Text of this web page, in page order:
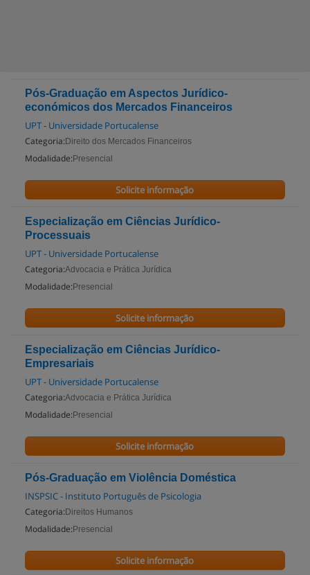
Pós-Graduação em Aspectos Jurídico-
económicos dos Mercados Financeiros
UPT - Universidade Portucalense
Categoria: Direito dos Mercados Financeiros
Modalidade: Presencial
Solicite informação
Especialização em Ciências Jurídico-
Processuais
UPT - Universidade Portucalense
Categoria:Advocacia e Prática Jurídica
Modalidade: Presencial
Solicite informação
Especialização em Ciências Jurídico-
Empresariais
UPT - Universidade Portucalense
Categoria:Advocacia e Prática Jurídica
Modalidade: Presencial
Solicite informação
Pós-Graduação em Violência Doméstica
INSPSIC - Instituto Português de Psicologia
Categoria: Direitos Humanos
Modalidade: Presencial
Solicite informação